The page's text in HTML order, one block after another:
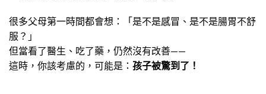
很多父母第一時間都會想：「是不是感冒、是不是腸胃不舒
服？」
但當看了醫生、吃了藥，仍然沒有改善——
這時，你該考慮的，可能是： 孩子被驚到了！